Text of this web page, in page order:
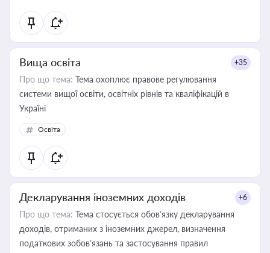
Вища освіта +35
Про що тема: Тема охоплює правове регулювання
системи вищої освіти, освітніх рівнів та кваліфікацій в
Україні
Освіта
Декларування іноземних доходів +6
Про що тема: Тема стосується обов’язку декларування
доходів, отриманих з іноземних джерел, визначення
податкових зобов’язань та застосування правил